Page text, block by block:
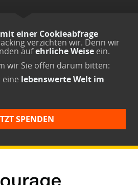
einer Cookieabfrage
verzichten wir. Denn wir
aufehrliche Weise ein.
wir Sie offen darum bitten:
lebenswerte Welt im
SPENDEN